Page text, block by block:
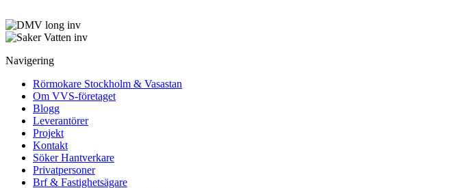
Navigering
Rörmokare Stockholm & Vasastan
Om VVS-företaget
Blogg
Leverantörer
Projekt
Kontakt
Söker Hantverkare
Privatpersoner
Brf & Fastighetsägare